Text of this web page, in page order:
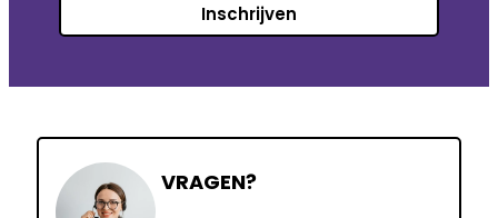
Inschrijven
VRAGEN?